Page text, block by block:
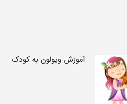
آموزش ویولون به کودک